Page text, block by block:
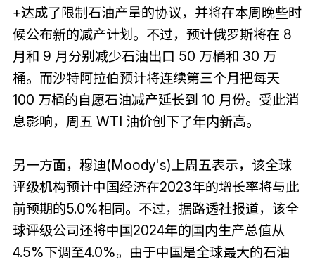
+达成了限制石油产量的协议，并将在本周晚些时
候公布新的减产计划。不过，预计俄罗斯将在 8
月和 9 月分别减少石油出口 50 万桶和 30 万
桶。而沙特阿拉伯预计将连续第三个月把每天
100 万桶的自愿石油减产延长到 10 月份。受此消
息影响，周五 WTI 油价创下了年内新高。
另一方面，穆迪(Moody's)上周五表示，该全球
评级机构预计中国经济在2023年的增长率将与此
前预期的5.0%相同。不过，据路透社报道，该全
球评级公司还将中国2024年的国内生产总值从
4.5%下调至4.0%。由于中国是全球最大的石油